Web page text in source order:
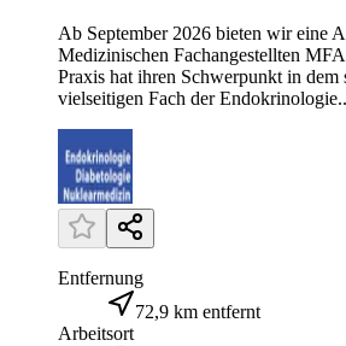
Ab September 2026 bieten wir eine
Medizinischen Fachangestellten
Praxis hat ihren Schwerpunkt in dem
vielseitigen Fach der
Entfernung
72,9 km entfernt
Arbeitsort